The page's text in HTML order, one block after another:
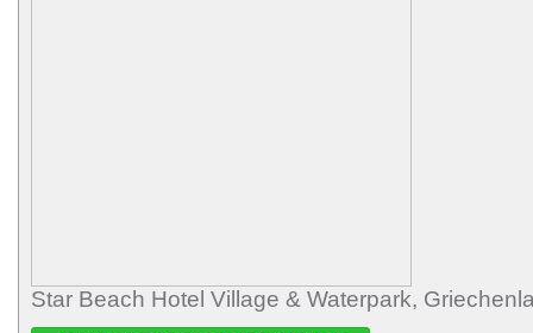
Star Beach Hotel Village & Waterpark,